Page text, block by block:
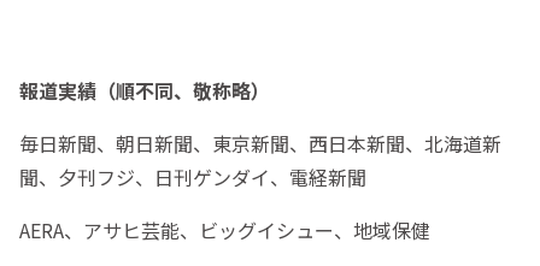
報道実績（順不同、敬称略）
毎日新聞、朝日新聞、東京新聞、西日本新聞、北海道新
聞、夕刊フジ、日刊ゲンダイ、電経新聞
AERA、アサヒ芸能、ビッグイシュー、地域保健